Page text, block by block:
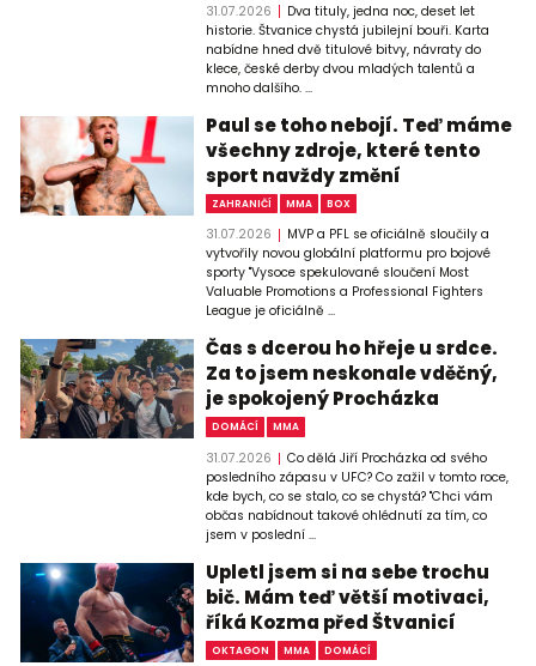
31.07.2026
Dva tituly, jedna noc, deset let
historie. Štvanice chystá jubilejní bouři. Karta
nabídne hned dvě titulové bitvy, návraty do
klece, české derby dvou mladých talentů a
mnoho dalšího. ...
Paul se toho nebojí. Teď máme
všechny zdroje, které tento
sport navždy změní
ZAHRANIČÍ MMA BOX
31.07.2026
MVP a PFL se oficiálně sloučily a
vytvořily novou globální platformu pro bojové
sporty "Vysoce spekulované sloučení Most
Valuable Promotions a Professional Fighters
League je oficiálně ...
Čas s dcerou ho hřeje u srdce.
Za to jsem neskonale vděčný,
je spokojený Procházka
DOMÁCÍ MMA
31.07.2026
Co dělá Jiří Procházka od svého
posledního zápasu v UFC? Co zažil v tomto roce,
kde bych, co se stalo, co se chystá? "Chci vám
občas nabídnout takové ohlédnutí za tím, co
jsem v poslední ...
Upletl jsem si na sebe trochu
bič. Mám teď větší motivaci,
říká Kozma před Štvanicí
OKTAGON MMA DOMÁCÍ